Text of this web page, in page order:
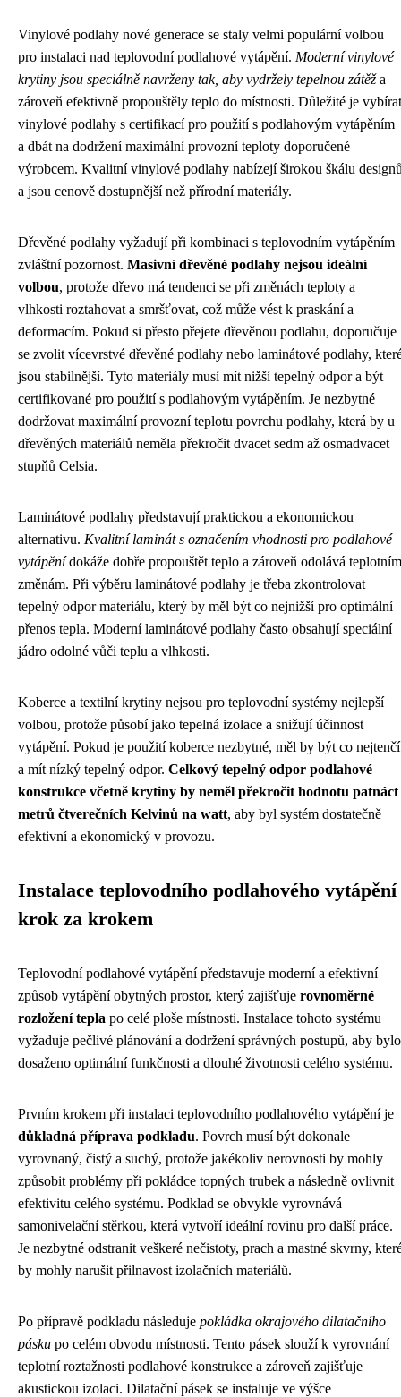
Vinylové podlahy nové generace se staly velmi populární volbou
pro instalaci nad teplovodní podlahové vytápění. Moderní vinylové
krytiny jsou speciálně navrženy tak, aby vydržely tepelnou zátěža
zároveň efektivně propouštěly teplo do místnosti. Důležité je vybírat
vinylové podlahy s certifikací pro použití s podlahovým vytápěním
a dbát na dodržení maximální provozní teploty doporučené
výrobcem. Kvalitní vinylové podlahy nabízejí širokou škálu
a jsou cenově dostupnější než přírodní materiály.
Dřevěné podlahy vyžadují při kombinaci s teplovodním vytápěním
zvláštní pozornost. Masivní dřevěné podlahy nejsou ideální
volbou, protože dřevo má tendenci se při změnách teploty a
vlhkosti roztahovat a smršťovat, což může vést k praskání a
deformacím. Pokud si přesto přejete dřevěnou podlahu, doporučuje
se zvolit vícevrstvé dřevěné podlahy nebo laminátové podlahy,
jsou stabilnější. Tyto materiály musí mít nižší tepelný odpor a být
certifikované pro použití s podlahovým vytápěním. Je nezbytné
dodržovat maximální provozní teplotu povrchu podlahy, která by u
dřevěných materiálů neměla překročit dvacet sedm až osmadvacet
stupňů Celsia.
Laminátové podlahy představují praktickou a ekonomickou
alternativu. Kvalitní laminát s označením vhodnosti pro podlahové
vytápěnídokáže dobře propouštět teplo a zároveň odolává teplotním
změnám. Při výběru laminátové podlahy je třeba zkontrolovat
tepelný odpor materiálu, který by měl být co nejnižší pro optimální
přenos tepla. Moderní laminátové podlahy často obsahují speciální
jádro odolné vůči teplu a vlhkosti.
Koberce a textilní krytiny nejsou pro teplovodní systémy nejlepší
volbou, protože působí jako tepelná izolace a snižují účinnost
vytápění. Pokud je použití koberce nezbytné, měl by být co nejtenčí
a mít nízký tepelný odpor. Celkový tepelný odpor podlahové
konstrukce včetně krytiny by neměl překročit hodnotu patnáct
metrů čtverečních Kelvinů na watt, aby byl systém dostatečně
efektivní a ekonomický v provozu.
Instalace teplovodního podlahového vytápění
krok za krokem
Teplovodní podlahové vytápění představuje moderní a efektivní
způsob vytápění obytných prostor, který zajišťuje rovnoměrné
rozložení tepla po celé ploše místnosti. Instalace tohoto systému
vyžaduje pečlivé plánování a dodržení správných postupů, aby bylo
dosaženo optimální funkčnosti a dlouhé životnosti celého systému.
Prvním krokem při instalaci teplovodního podlahového vytápění je
důkladná příprava podkladu. Povrch musí být dokonale
vyrovnaný, čistý a suchý, protože jakékoliv nerovnosti by mohly
způsobit problémy při pokládce topných trubek a následně ovlivnit
efektivitu celého systému. Podklad se obvykle vyrovnává
samonivelační stěrkou, která vytvoří ideální rovinu pro další práce.
Je nezbytné odstranit veškeré nečistoty, prach a mastné skvrny,
by mohly narušit přilnavost izolačních materiálů.
Po přípravě podkladu následuje pokládka okrajového dilatačního
pásku po celém obvodu místnosti. Tento pásek slouží k vyrovnání
teplotní roztažnosti podlahové konstrukce a zároveň zajišťuje
akustickou izolaci. Dilatační pásek se instaluje ve výšce